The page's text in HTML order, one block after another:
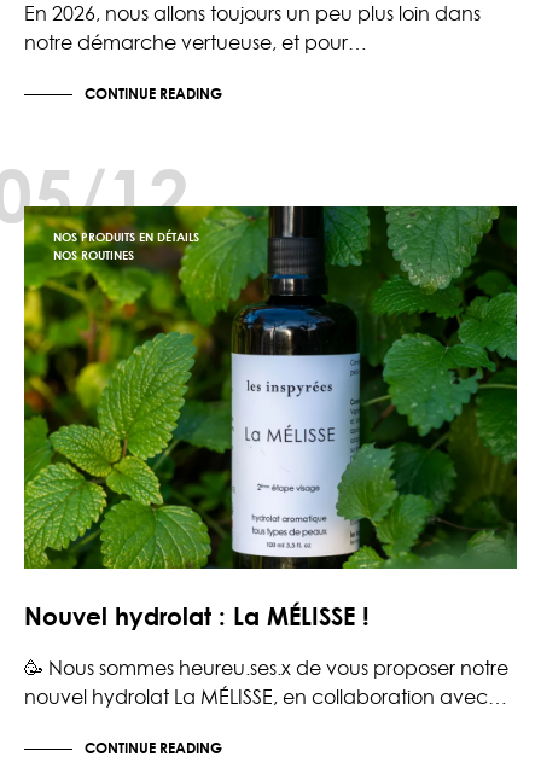
En 2026, nous allons toujours un peu plus loin dans
notre démarche vertueuse, et pour…
CONTINUE READING
12
NOS PRODUITS EN DÉTAILS
NOS ROUTINES
Nouvel hydrolat : La MÉLISSE !
🥳 Nous sommes heureu.ses.x de vous proposer notre
nouvel hydrolat La MÉLISSE, en collaboration avec…
CONTINUE READING